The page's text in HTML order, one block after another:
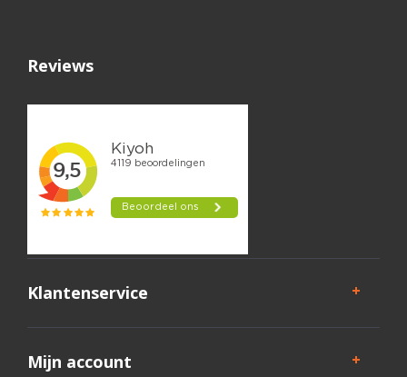
Reviews
Klantenservice
Mijn account